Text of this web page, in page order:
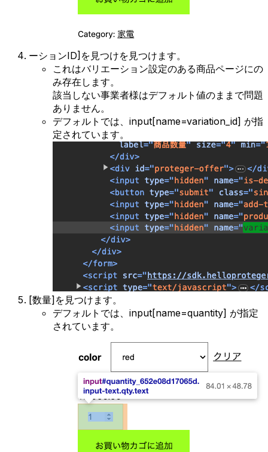
ーションID]を見つけを見つけます。
これはバリエーション設定のある商品ページにの
み存在します。
該当しない事業者様はデフォルト値のままで問題
ありません。
デフォルトでは、input[name=variation_id] が指
定されています。
[数量]を見つけます。
デフォルトでは、input[name=quantity] が指定
されています。